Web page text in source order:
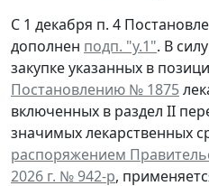
С 1 декабря п. 4
дополнен подп. "у.1". В
закупке указанных в
Постановлению № 1875
включенных в раздел II
значимых лекарственных
распоряжением
2026 г. № 942-р,